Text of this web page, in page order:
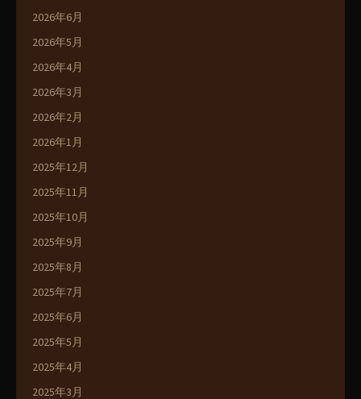
2026年6月
2026年5月
2026年4月
2026年3月
2026年2月
2026年1月
2025年12月
2025年11月
2025年10月
2025年9月
2025年8月
2025年7月
2025年6月
2025年5月
2025年4月
2025年3月